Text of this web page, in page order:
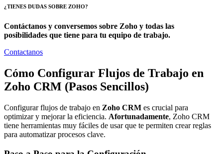
¿TIENES DUDAS SOBRE ZOHO?
Contáctanos y conversemos sobre Zoho y todas las
posibilidades que tiene para tu equipo de trabajo.
Contactanos
Cómo Configurar Flujos de Trabajo en
Zoho CRM (Pasos Sencillos)
Configurar flujos de trabajo en Zoho CRM es crucial para
optimizar y mejorar la eficiencia. Afortunadamente, Zoho CRM
tiene herramientas muy fáciles de usar que te permiten crear reglas
para automatizar procesos clave.